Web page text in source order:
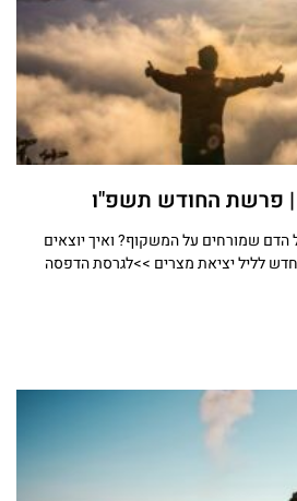
| פרשת החודש תשפ"ו
שמורחים על המשקוף? ואיך יוצאים
לליל יציאת מצרים >>לגרסת הדפסה